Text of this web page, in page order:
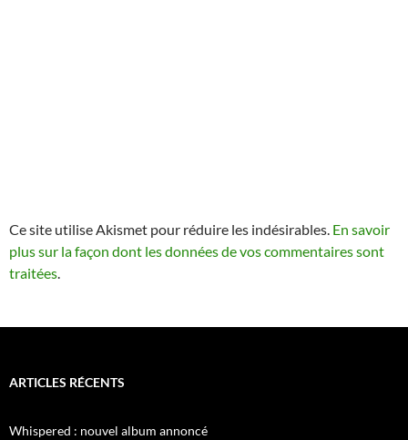
Ce site utilise Akismet pour réduire les indésirables. En savoir
plus sur la façon dont les données de vos commentaires sont
traitées.
ARTICLES RÉCENTS
Whispered : nouvel album annoncé